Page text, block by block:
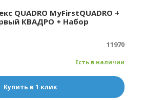
QUADRO MyFirstQUADRO +
КВАДРО + Набор
11970
Есть в наличии
Купить в 1 клик